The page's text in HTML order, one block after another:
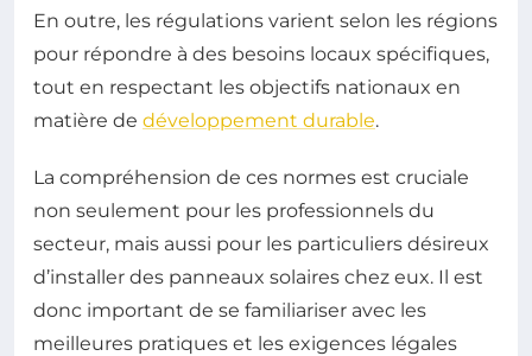
En outre, les régulations varient selon les régions
pour répondre à des besoins locaux spécifiques,
tout en respectant les objectifs nationaux en
matière de développement durable.
La compréhension de ces normes est cruciale
non seulement pour les professionnels du
secteur, mais aussi pour les particuliers désireux
d’installer des panneaux solaires chez eux. Il est
donc important de se familiariser avec les
meilleures pratiques et les exigences légales